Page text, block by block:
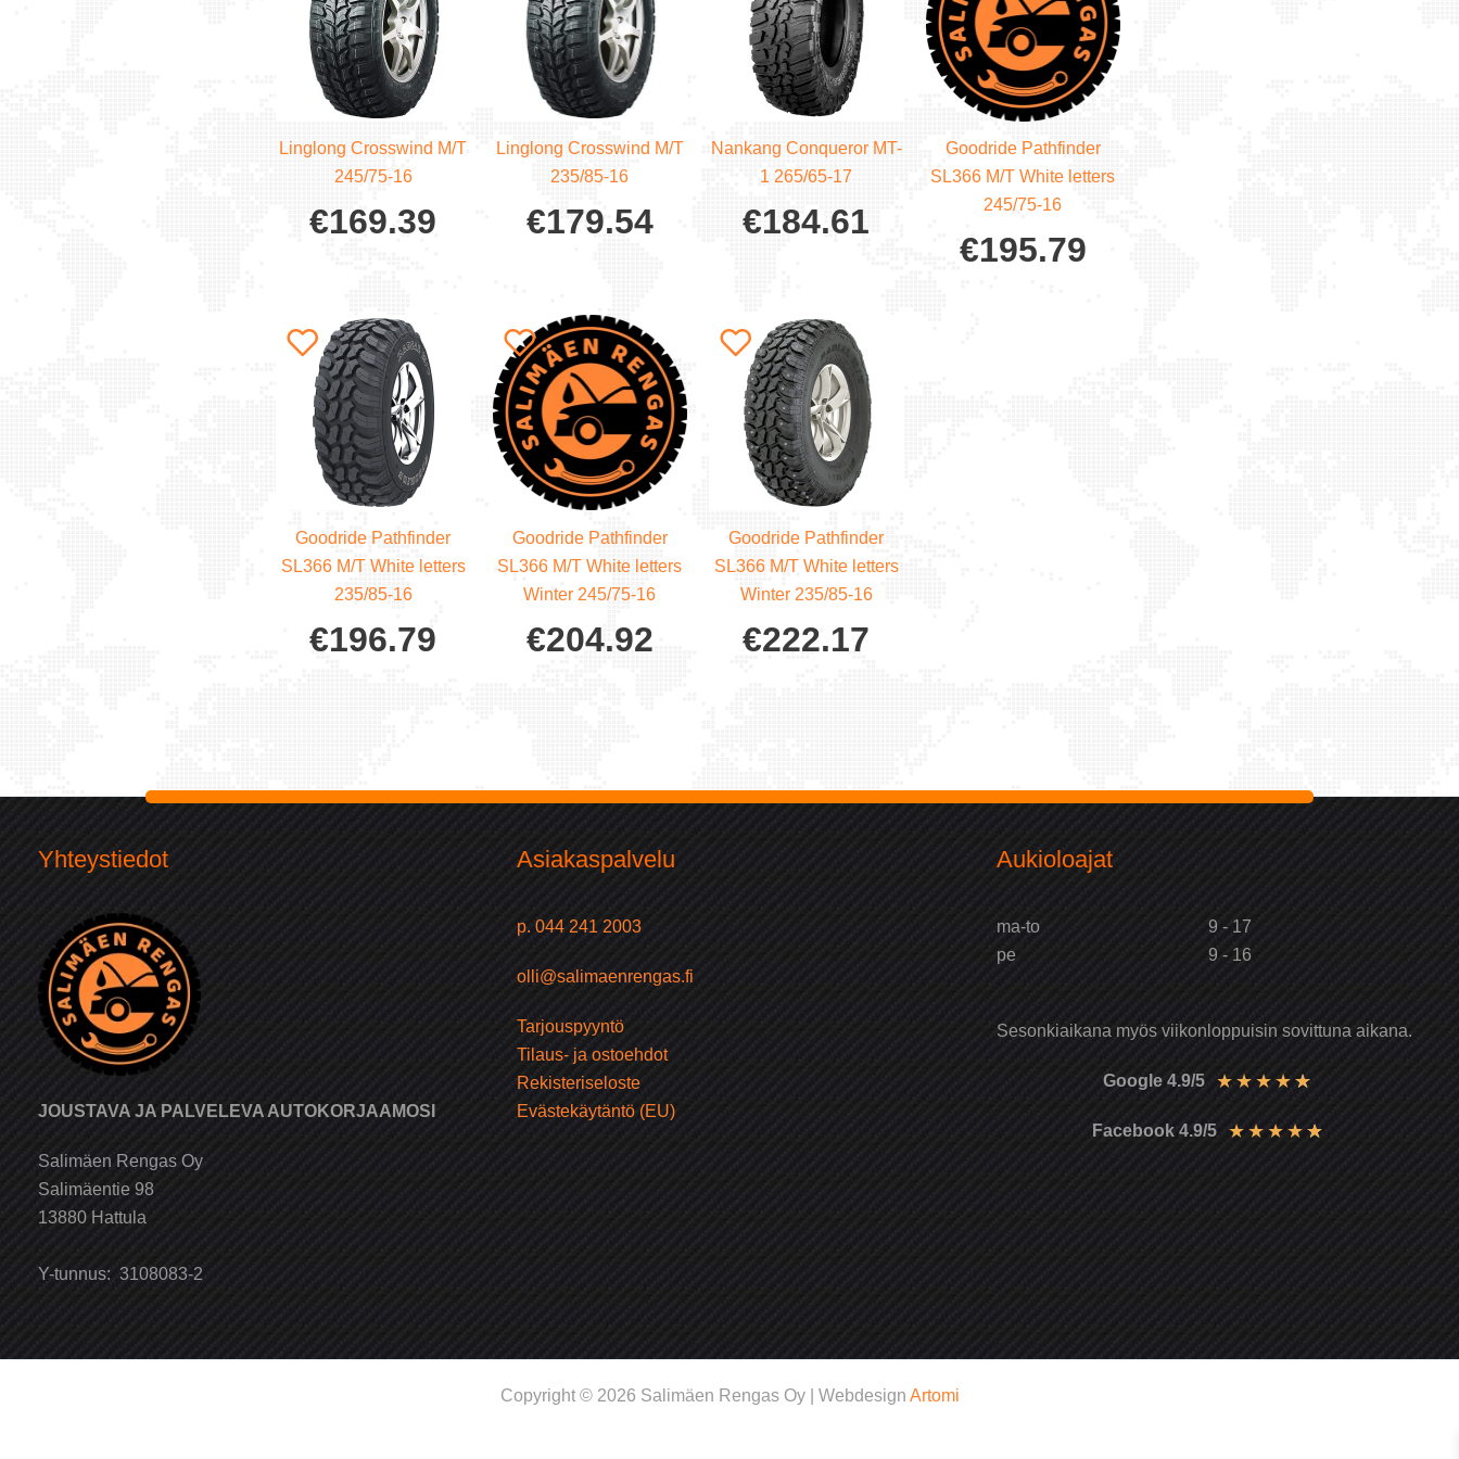
Linglong Crosswind M/T
245/75-16
€169.39
Linglong Crosswind M/T
235/85-16
€179.54
Nankang Conqueror MT-
1 265/65-17
€184.61
Goodride Pathfinder
SL366 M/T White letters
245/75-16
€195.79
Goodride Pathfinder
SL366 M/T White letters
235/85-16
€196.79
Goodride Pathfinder
SL366 M/T White letters
Winter 245/75-16
€204.92
Goodride Pathfinder
SL366 M/T White letters
Winter 235/85-16
€222.17
Yhteystiedot
JOUSTAVA JA PALVELEVA AUTOKORJAAMOSI
Salimäen Rengas Oy
Salimäentie 98
13880 Hattula
Y-tunnus: 3108083-2
Asiakaspalvelu
p. 044 241 2003
olli@salimaenrengas.fi
Tarjouspyyntö
Tilaus- ja ostoehdot
Rekisteriseloste
Evästekäytäntö (EU)
Aukioloajat
ma-to
9 - 17
pe
9 - 16
Sesonkiaikana myös viikonloppuisin sovittuna aikana.
Google 4.9/5 ★ ★ ★ ★ ★
Facebook 4.9/5 ★ ★ ★ ★ ★
Copyright © 2026 Salimäen Rengas Oy | Webdesign Artomi